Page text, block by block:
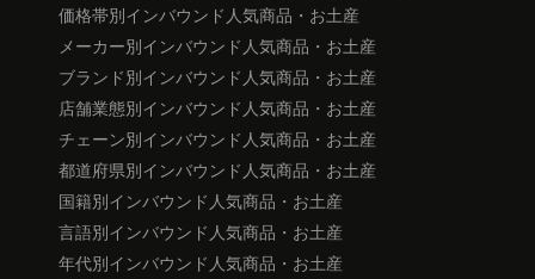
価格帯別インバウンド人気商品・お土産
メーカー別インバウンド人気商品・お土産
ブランド別インバウンド人気商品・お土産
店舗業態別インバウンド人気商品・お土産
チェーン別インバウンド人気商品・お土産
都道府県別インバウンド人気商品・お土産
国籍別インバウンド人気商品・お土産
言語別インバウンド人気商品・お土産
年代別インバウンド人気商品・お土産